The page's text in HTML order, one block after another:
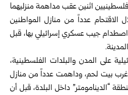
اثنين عقب مداهمة منزليهما
الاقتحام عدداً من منازل المواطنين
جيب عسكري إسرائيلي بها، قبل
على المدن والبلدات الفلسطينية،
بيت لحم، وداهمت عدداً من منازل
“الدينامومتر” داخل البلدة، قبل أن